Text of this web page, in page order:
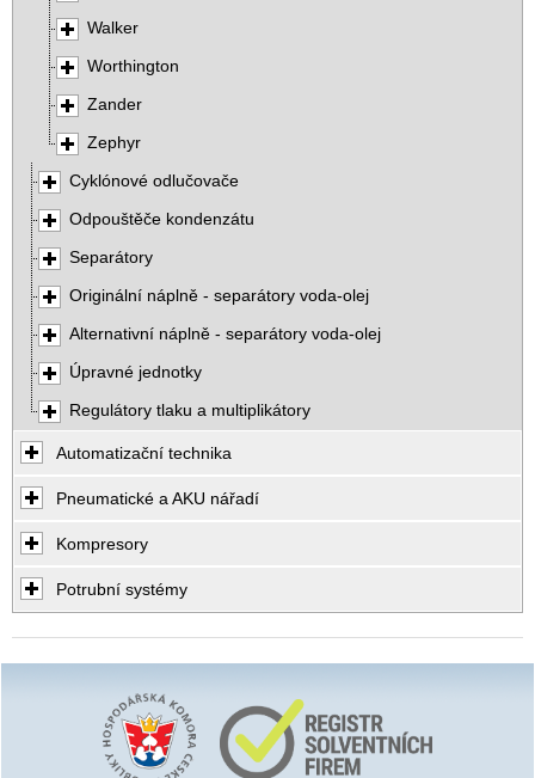
Walker
Worthington
Zander
Zephyr
Cyklónové odlučovače
Odpouštěče kondenzátu
Separátory
Originální náplně - separátory voda-olej
Alternativní náplně - separátory voda-olej
Úpravné jednotky
Regulátory tlaku a multiplikátory
Automatizační technika
Pneumatické a AKU nářadí
Kompresory
Potrubní systémy